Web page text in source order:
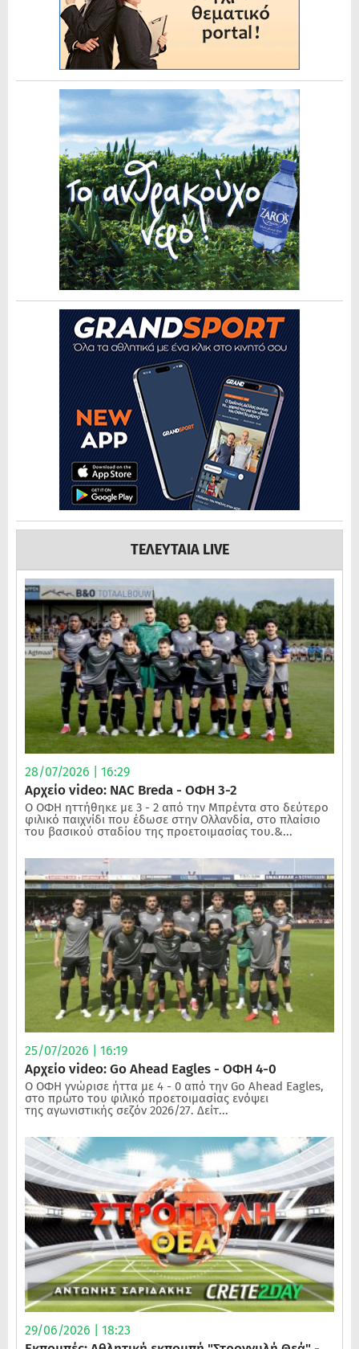
ΤΕΛΕΥΤΑΙΑ LIVE
28/07/2026 | 16:29
Αρχείο video: NAC Breda - ΟΦΗ 3-2
Ο ΟΦΗ ηττήθηκε με 3 - 2 από την Μπρέντα στο δεύτερο
φιλικό παιχνίδι που έδωσε στην Ολλανδία, στο πλαίσιο
του βασικού σταδίου της προετοιμασίας του.&...
25/07/2026 | 16:19
Αρχείο video: Go Ahead Eagles - ΟΦΗ 4-0
Ο ΟΦΗ γνώρισε ήττα με 4 - 0 από την Go Ahead Eagles,
στο πρώτο του φιλικό προετοιμασίας ενόψει
της αγωνιστικής σεζόν 2026/27. Δείτ...
29/06/2026 | 18:23